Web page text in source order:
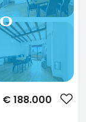
€ 188.000